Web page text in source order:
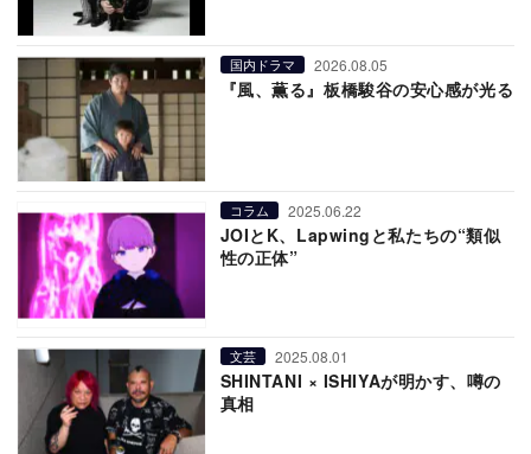
国内ドラマ 2026.08.05
『風、薫る』板橋駿谷の安心感が光る
コラム 2025.06.22
JOIとK、Lapwingと私たちの“類似
性の正体”
文芸 2025.08.01
SHINTANI × ISHIYAが明かす、噂の
真相